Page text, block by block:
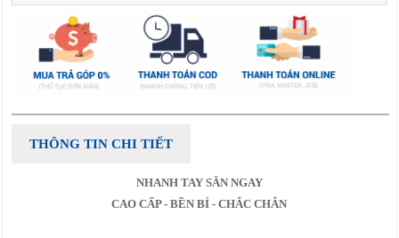
THÔNG TIN CHI TIẾT
NHANH TAY SĂN NGAY
CAO CẤP - BỀN BỈ - CHẮC CHẮN